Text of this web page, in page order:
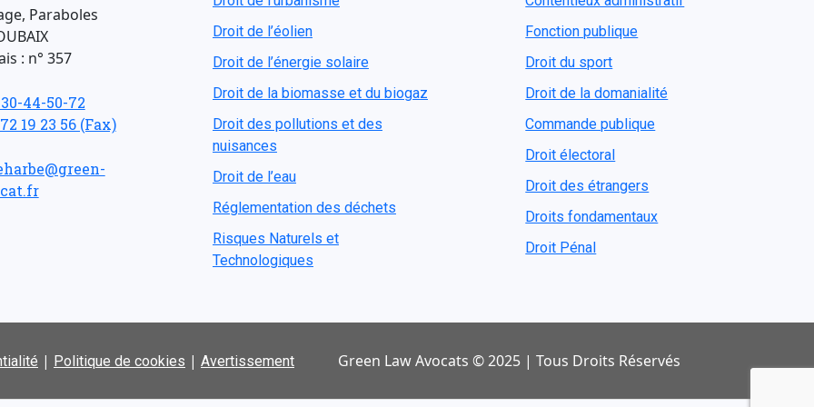
Paraboles
: n° 357
44-50-72
19 23 56 (Fax)
Droit de l’éolien
Droit de l’énergie solaire
Droit de la biomasse et du biogaz
Droit des pollutions et des
nuisances
Droit de l’eau
Réglementation des déchets
Risques Naturels et
Technologiques
Fonction publique
Droit du sport
Droit de la domanialité
Commande publique
Droit électoral
Droit des étrangers
Droits fondamentaux
Droit Pénal
| Politique de cookies | Avertissement Green Law Avocats © 2025 | Tous Droits Réservés